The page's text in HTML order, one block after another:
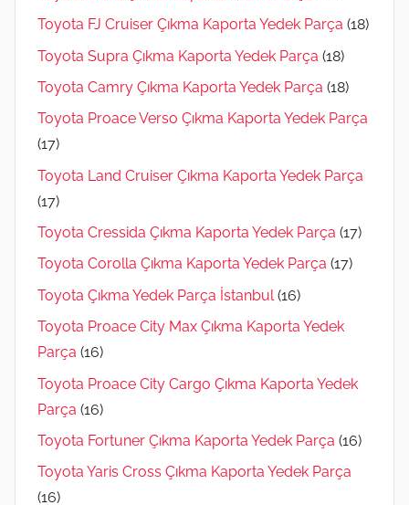
Toyota FJ Cruiser Çıkma Kaporta Yedek Parça (18)
Toyota Supra Çıkma Kaporta Yedek Parça (18)
Toyota Camry Çıkma Kaporta Yedek Parça (18)
Toyota Proace Verso Çıkma Kaporta Yedek Parça
(17)
Toyota Land Cruiser Çıkma Kaporta Yedek Parça
(17)
Toyota Cressida Çıkma Kaporta Yedek Parça (17)
Toyota Corolla Çıkma Kaporta Yedek Parça (17)
Toyota Çıkma Yedek Parça İstanbul (16)
Toyota Proace City Max Çıkma Kaporta Yedek
Parça (16)
Toyota Proace City Cargo Çıkma Kaporta Yedek
Parça (16)
Toyota Fortuner Çıkma Kaporta Yedek Parça (16)
Toyota Yaris Cross Çıkma Kaporta Yedek Parça
(16)